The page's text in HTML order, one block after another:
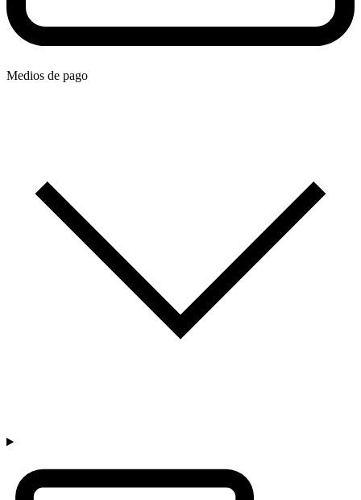
Medios de pago